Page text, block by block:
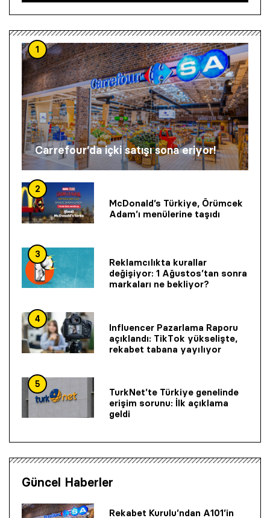
1
Carrefour’da içki satışı sona eriyor!
2
McDonald’s Türkiye, Örümcek
Adam’ı menülerine taşıdı
3
Reklamcılıkta kurallar
değişiyor: 1 Ağustos’tan sonra
markaları ne bekliyor?
4
Influencer Pazarlama Raporu
açıklandı: TikTok yükselişte,
rekabet tabana yayılıyor
5
TurkNet’te Türkiye genelinde
erişim sorunu: İlk açıklama
geldi
Güncel Haberler
Rekabet Kurulu’ndan A101’in